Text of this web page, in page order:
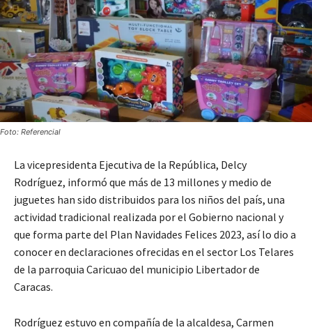
Foto: Referencial
La vicepresidenta Ejecutiva de la República, Delcy
Rodríguez, informó que más de 13 millones y medio de
juguetes han sido distribuidos para los niños del país, una
actividad tradicional realizada por el Gobierno nacional y
que forma parte del Plan Navidades Felices 2023, así lo dio a
conocer en declaraciones ofrecidas en el sector Los Telares
de la parroquia Caricuao del municipio Libertador de
Caracas.
Rodríguez estuvo en compañía de la alcaldesa, Carmen